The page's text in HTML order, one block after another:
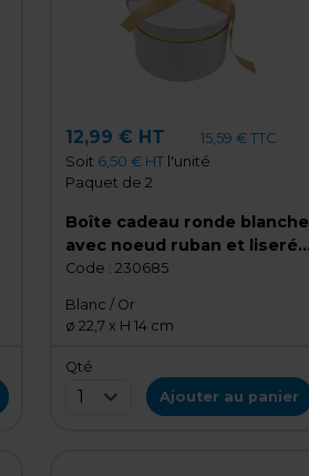
12,99 € HT
15,59 € TTC
Soit 6,50 € HTl'unité
Paquet de 2
Boîte cadeau ronde blanche
avec noeud ruban et liseré
or en carton ø22,7x14 cm -
Code : 230685
Blanc / Or
ø 22,7 x H 14 cm
Qté
1 Ajouter au panier